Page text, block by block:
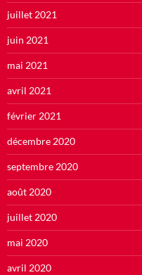
juillet 2021
juin 2021
mai 2021
avril 2021
février 2021
décembre 2020
septembre 2020
août 2020
juillet 2020
mai 2020
avril 2020